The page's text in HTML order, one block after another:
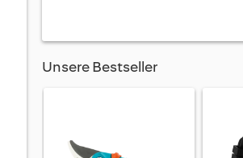
Unsere Bestseller